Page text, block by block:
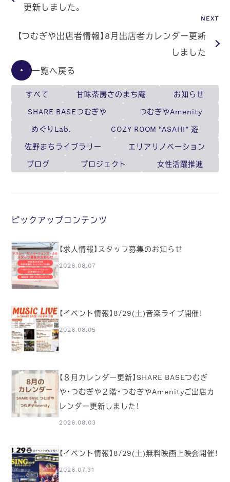
更新しました。
NEXT
【つむぎや出店者情報】8月出店者カレンダー更新
しました
一覧へ戻る
すべて 甘味茶房さのまち庵
お知らせ
SHARE BASEつむぎや
つむぎやAmenity
めぐりLab.
COZY ROOM “ASAHI” 遊
佐野まちライブラリー
エリアリノベーション
ブログ
プロジェクト 女性活躍推進
ピックアップコンテンツ
【求人情報】スタッフ募集のお知らせ
2026.08.07
【イベント情報】8/29(土)音楽ライブ開催！
2026.08.05
【８月カレンダー更新】SHARE BASEつむぎ
や・つむぎや２階・つむぎやAmenityご出店カ
レンダー更新しました！
2026.08.03
【イベント情報】8/29(土)無料映画上映会開催！
2026.07.31